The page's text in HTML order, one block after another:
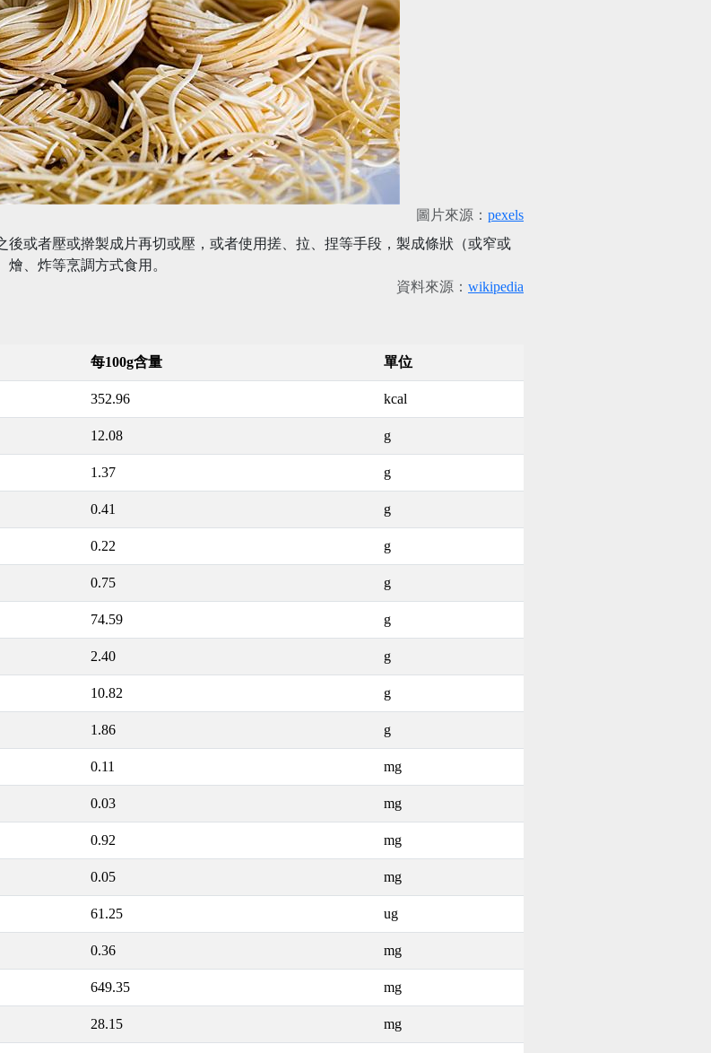
圖片來源： pexels
或者壓或擀製成片再切或壓，或者使用搓、拉、捏等手段，製成條狀（或窄或
、炸等烹調方式食用。
資料來源： wikipedia
每100g含量 單位
352.96 kcal
12.08 g
1.37 g
0.41 g
0.22 g
0.75 g
74.59 g
2.40 g
10.82 g
1.86 g
0.11 mg
0.03 mg
0.92 mg
0.05 mg
61.25 ug
0.36 mg
649.35 mg
28.15 mg